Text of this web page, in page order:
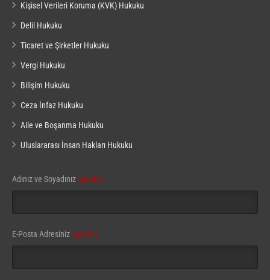
Kişisel Verileri Koruma (KVK) Hukuku
Delil Hukuku
Ticaret ve Şirketler Hukuku
Vergi Hukuku
Bilişim Hukuku
Ceza İnfaz Hukuku
Aile ve Boşanma Hukuku
Uluslararası İnsan Hakları Hukuku
Company
Name (gerekli)
Adınız ve Soyadınız (gerekli)
E-Posta Adresiniz (gerekli)